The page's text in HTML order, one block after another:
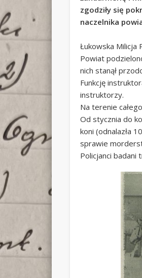
zgodziły się
naczelnika
Łukowska Milicja
Powiat
nich stanął
Funkcję
instruktorzy.
Na terenie
Od stycznia do
koni (odnalazła
sprawie
Policjanci